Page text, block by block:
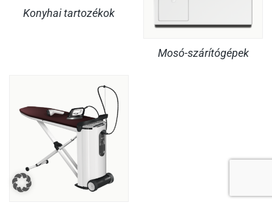
Konyhai tartozékok
Mosó-szárítógépek